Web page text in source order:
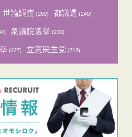
世論調査 (260) 都議選 (240)
衆議院選挙 (230)
(227) 立憲民主党 (218)